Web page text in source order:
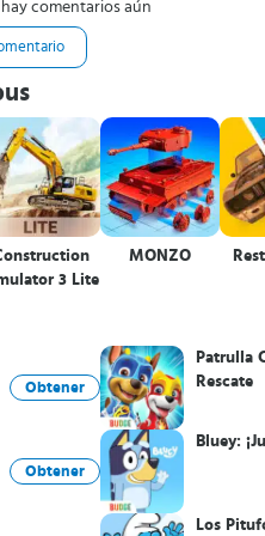
hay comentarios aún
3 Lite
MONZO
Obtener
Obtener
Patrulla
Rescate
Bluey:
Los